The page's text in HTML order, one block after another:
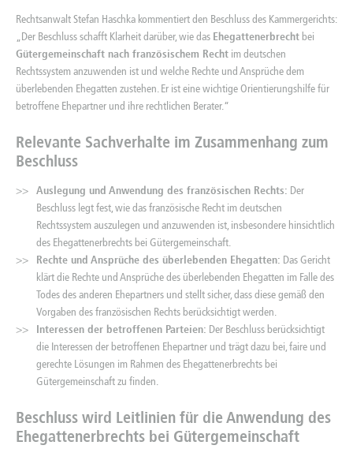
Rechtsanwalt Stefan Haschka kommentiert den Beschluss des Kammergerichts:
„Der Beschluss schafft Klarheit darüber, wie das Ehegattenerbrecht bei
Gütergemeinschaft nach französischem Recht im deutschen
Rechtssystem anzuwenden ist und welche Rechte und Ansprüche dem
überlebenden Ehegatten zustehen. Er ist eine wichtige Orientierungshilfe für
betroffene Ehepartner und ihre rechtlichen Berater.“
Relevante Sachverhalte im Zusammenhang zum
Beschluss
Auslegung und Anwendung des französischen Rechts: Der
Beschluss legt fest, wie das französische Recht im deutschen
Rechtssystem auszulegen und anzuwenden ist, insbesondere hinsichtlich
des Ehegattenerbrechts bei Gütergemeinschaft.
Rechte und Ansprüche des überlebenden Ehegatten: Das Gericht
klärt die Rechte und Ansprüche des überlebenden Ehegatten im Falle des
Todes des anderen Ehepartners und stellt sicher, dass diese gemäß den
Vorgaben des französischen Rechts berücksichtigt werden.
Interessen der betroffenen Parteien: Der Beschluss berücksichtigt
die Interessen der betroffenen Ehepartner und trägt dazu bei, faire und
gerechte Lösungen im Rahmen des Ehegattenerbrechts bei
Gütergemeinschaft zu finden.
Beschluss wird Leitlinien für die Anwendung des
Ehegattenerbrechts bei Gütergemeinschaft